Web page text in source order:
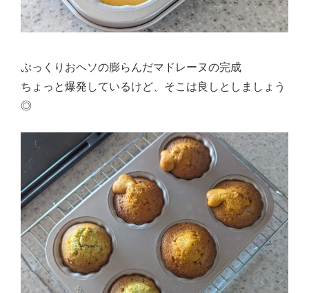
ぷっくりおヘソの膨らんだマドレーヌの完成
ちょっと爆発しているけど、そこは良しとしましょう
◎